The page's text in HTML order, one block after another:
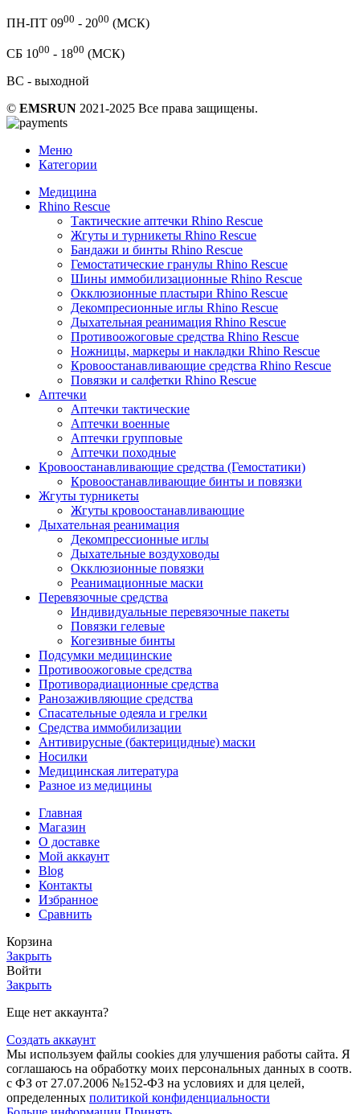
ПН-ПТ 0900 - 2000 (МСК)
СБ 1000 - 1800 (МСК)
ВС - выходной
© EMSRUN 2021-2025 Все права защищены.
Меню
Категории
Медицина
Rhino Rescue
Тактические аптечки Rhino Rescue
Жгуты и турникеты Rhino Rescue
Бандажи и бинты Rhino Rescue
Гемостатические гранулы Rhino Rescue
Шины иммобилизационные Rhino Rescue
Окклюзионные пластыри Rhino Rescue
Декомпресионные иглы Rhino Rescue
Дыхательная реанимация Rhino Rescue
Противоожоговые средства Rhino Rescue
Ножницы, маркеры и накладки Rhino Rescue
Кровоостанавливающие средства Rhino Rescue
Повязки и салфетки Rhino Rescue
Аптечки
Аптечки тактические
Аптечки военные
Аптечки групповые
Аптечки походные
Кровоостанавливающие средства (Гемостатики)
Кровоостанавливающие бинты и повязки
Жгуты турникеты
Жгуты кровоостанавливающие
Дыхательная реанимация
Декомпрессионные иглы
Дыхательные воздуховоды
Окклюзионные повязки
Реанимационные маски
Перевязочные средства
Индивидуальные перевязочные пакеты
Повязки гелевые
Когезивные бинты
Подсумки медицинские
Противоожоговые средства
Противорадиационные средства
Ранозаживляющие средства
Спасательные одеяла и грелки
Средства иммобилизации
Антивирусные (бактерицидные) маски
Носилки
Медицинская литература
Разное из медицины
Главная
Магазин
О доставке
Мой аккаунт
Blog
Контакты
Избранное
Сравнить
Корзина
Закрыть
Войти
Закрыть
Еще нет аккаунта?
Создать аккаунт
Мы используем файлы cookies для улучшения работы сайта. Я
соглашаюсь на обработку моих персональных данных в соотв.
с ФЗ от 27.07.2006 №152-ФЗ на условиях и для целей,
определенных политикой конфиденциальности